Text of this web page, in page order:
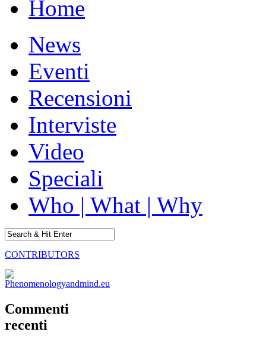
Home
News
Eventi
Recensioni
Interviste
Video
Speciali
Who | What | Why
CONTRIBUTORS
Commenti
recenti